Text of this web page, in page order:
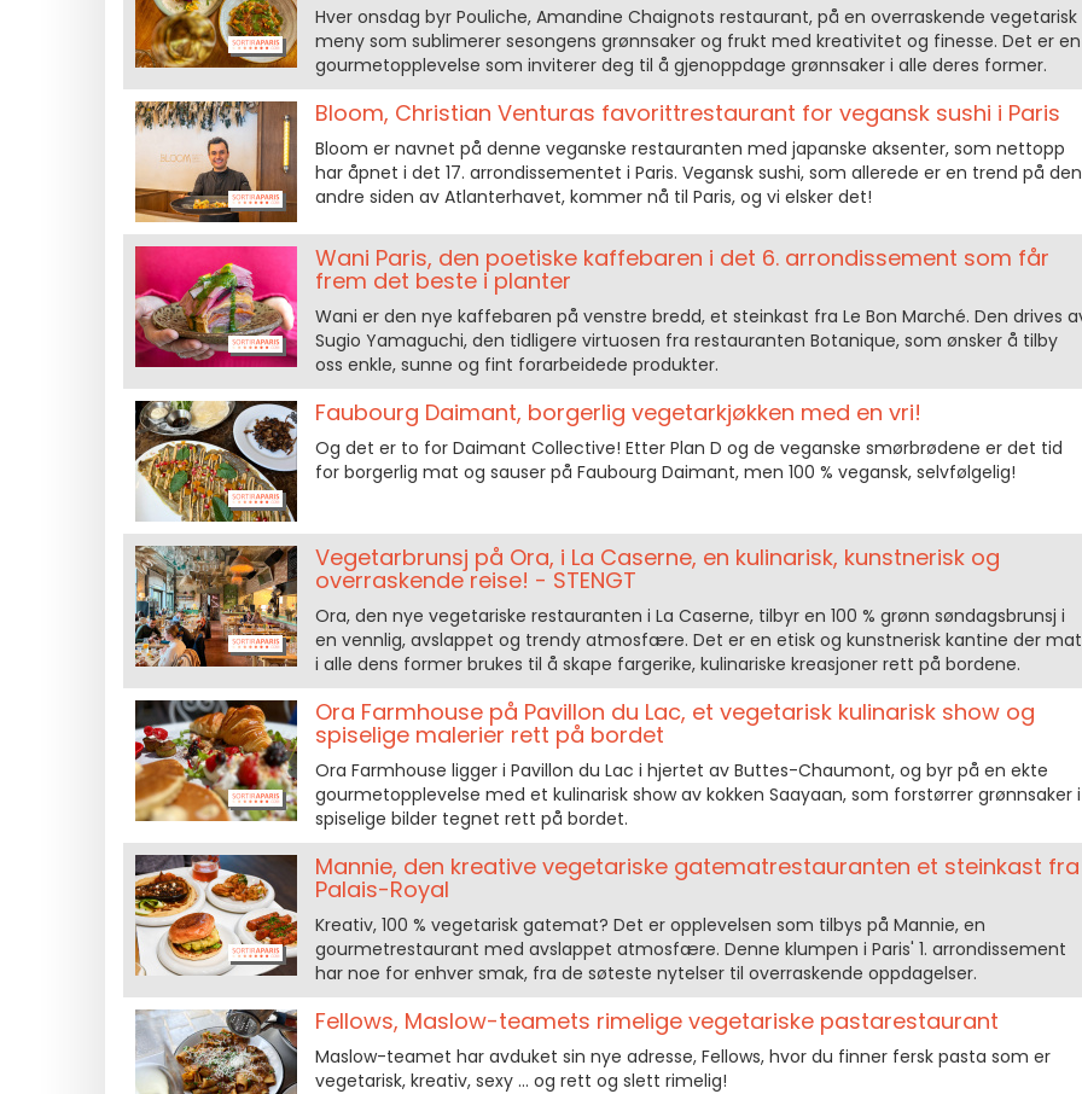
Hver onsdag byr Pouliche, Amandine Chaignots restaurant, på en overraskende vegetarisk
meny som sublimerer sesongens grønnsaker og frukt med kreativitet og finesse. Det er en
gourmetopplevelse som inviterer deg til å gjenoppdage grønnsaker i alle deres former.
Bloom, Christian Venturas favorittrestaurant for vegansk sushi i Paris
Bloom er navnet på denne veganske restauranten med japanske aksenter, som nettopp
har åpnet i det 17. arrondissementet i Paris. Vegansk sushi, som allerede er en trend på den
andre siden av Atlanterhavet, kommer nå til Paris, og vi elsker det!
Wani Paris, den poetiske kaffebaren i det 6. arrondissement som får
frem det beste i planter
Wani er den nye kaffebaren på venstre bredd, et steinkast fra Le Bon Marché. Den drives
Sugio Yamaguchi, den tidligere virtuosen fra restauranten Botanique, som ønsker å tilby
oss enkle, sunne og fint forarbeidede produkter.
Faubourg Daimant, borgerlig vegetarkjøkken med en vri!
Og det er to for Daimant Collective! Etter Plan D og de veganske smørbrødene er det tid
for borgerlig mat og sauser på Faubourg Daimant, men 100 % vegansk, selvfølgelig!
Vegetarbrunsj på Ora, i La Caserne, en kulinarisk, kunstnerisk og
overraskende reise! - STENGT
Ora, den nye vegetariske restauranten i La Caserne, tilbyr en 100 % grønn søndagsbrunsj i
en vennlig, avslappet og trendy atmosfære. Det er en etisk og kunstnerisk kantine der mat
i alle dens former brukes til å skape fargerike, kulinariske kreasjoner rett på bordene.
Ora Farmhouse på Pavillon du Lac, et vegetarisk kulinarisk show og
spiselige malerier rett på bordet
Ora Farmhouse ligger i Pavillon du Lac i hjertet av Buttes-Chaumont, og byr på en ekte
gourmetopplevelse med et kulinarisk show av kokken Saayaan, som forstørrer grønnsaker i
spiselige bilder tegnet rett på bordet.
Mannie, den kreative vegetariske gatematrestauranten et steinkast fra
Palais-Royal
Kreativ, 100 % vegetarisk gatemat? Det er opplevelsen som tilbys på Mannie, en
gourmetrestaurant med avslappet atmosfære. Denne klumpen i Paris' 1. arrondissement
har noe for enhver smak, fra de søteste nytelser til overraskende oppdagelser.
Fellows, Maslow-teamets rimelige vegetariske pastarestaurant
Maslow-teamet har avduket sin nye adresse, Fellows, hvor du finner fersk pasta som er
vegetarisk, kreativ, sexy ... og rett og slett rimelig!